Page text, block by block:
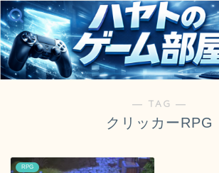
― TAG ―
クリッカーRPG
RPG